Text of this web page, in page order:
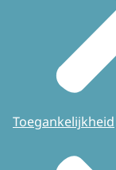
Toegankelijkheid